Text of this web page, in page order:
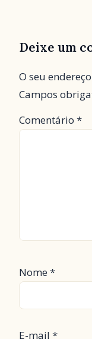
Deixe um
O seu
Campos
Comentário *
Nome*
E-mail *